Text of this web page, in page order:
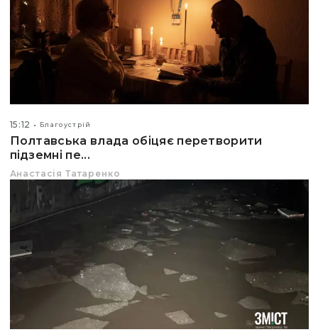
15:12 Благоустрій
Полтавська влада обіцяє перетворити
підземні пе...
Анастасія Татаренко